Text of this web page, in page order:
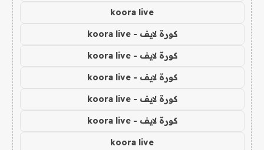
koora live
كورة لايف - koora live
كورة لايف - koora live
كورة لايف - koora live
كورة لايف - koora live
كورة لايف - koora live
koora live